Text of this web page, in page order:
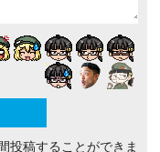
投稿することができま